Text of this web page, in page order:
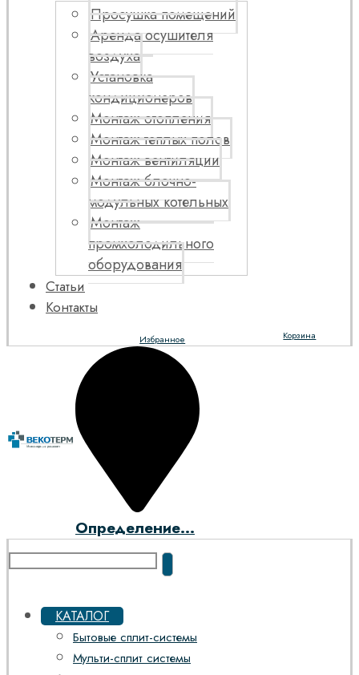
Просушка помещений
Аренда осушителя
воздуха
Установка
кондиционеров
Монтаж отопления
Монтаж теплых полов
Монтаж вентиляции
Монтаж блочно-
модульных котельных
Монтаж
промхолодильного
оборудования
Статьи
Контакты
Корзина
Избранное
Определение...
КАТАЛОГ
Бытовые сплит-системы
Мульти-сплит системы